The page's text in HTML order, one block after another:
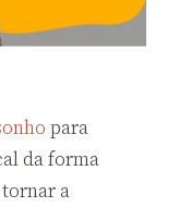
para
da forma
a